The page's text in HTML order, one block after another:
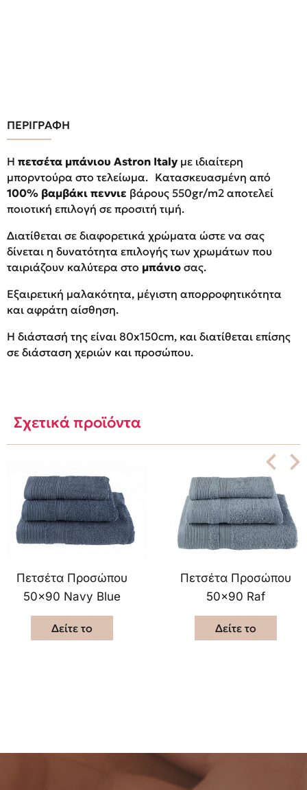
ΠΕΡΙΓΡΑΦΗ
Η πετσέτα μπάνιου Αstron Italy με ιδιαίτερη
μπορντούρα στο τελείωμα. Κατασκευασμένη από
100% βαμβάκι πεννιε βάρους 550gr/m2 αποτελεί
ποιοτική επιλογή σε προσιτή τιμή.
Διατίθεται σε διαφορετικά χρώματα ώστε να σας
δίνεται η δυνατότητα επιλογής των χρωμάτων που
ταιριάζουν καλύτερα στο μπάνιο σας.
Εξαιρετική μαλακότητα, μέγιστη απορροφητικότητα
και αφράτη αίσθηση.
Η διάστασή της είναι 80x150cm, και διατίθεται επίσης
σε διάσταση χεριών και προσώπου.
Σχετικά προϊόντα
Πετσέτα Προσώπου
50×90 Navy Blue
Δείτε το
Πετσέτα Προσώπου
50×90 Raf
Δείτε το